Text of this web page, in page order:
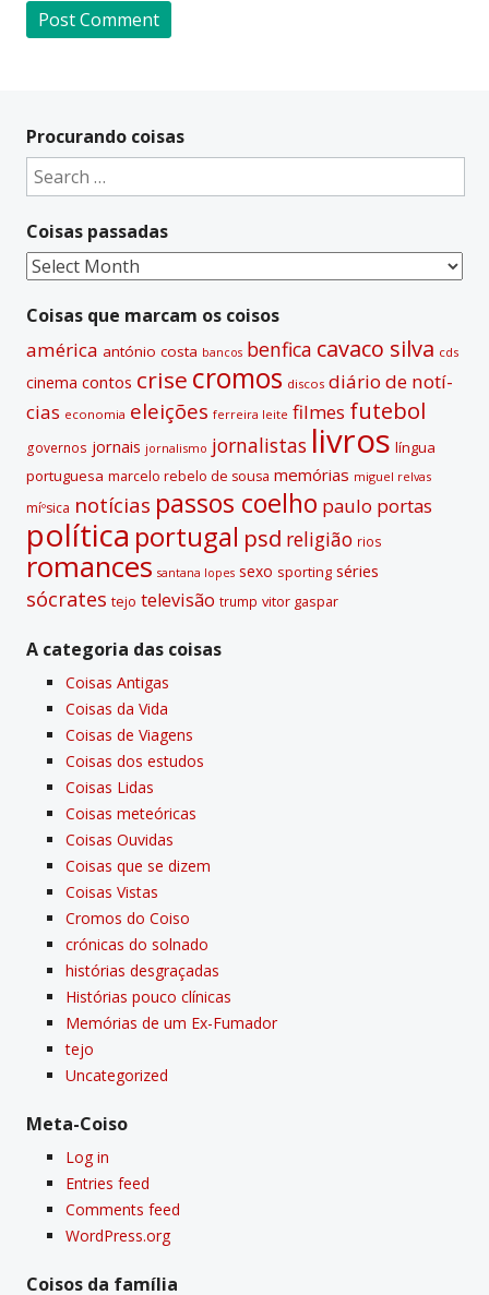
t
e
a
t
i
v
Procurando coisas
Search
for:
Coisas passadas
Coisas
Coisas que marcam os coisos
américa antónio costa bancos benfica cavaco silva cds
cinema contos crise cromos discos diário de notí­
cias economia eleições ferreira leite filmes futebol
governos jornais jornalismo jornalistas livros lí­ngua
portuguesa marcelo rebelo de sousa memórias miguel relvas
míºsica notí­cias passos coelho paulo portas
polí­tica portugal psd religião rios
romances santana lopes sexo sporting séries
sócrates tejo televisão trump vitor gaspar
A categoria das coisas
Coisas Antigas
Coisas da Vida
Coisas de Viagens
Coisas dos estudos
Coisas Lidas
Coisas meteóricas
Coisas Ouvidas
Coisas que se dizem
Coisas Vistas
Cromos do Coiso
crónicas do solnado
histórias desgraçadas
Histórias pouco clí­nicas
Memórias de um Ex-Fumador
tejo
Uncategorized
Meta-Coiso
Log in
Entries feed
Comments feed
WordPress.org
Coisos da famí­lia